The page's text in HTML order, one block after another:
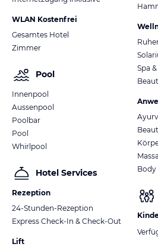
WLAN Kostenfrei
Gesamtes Hotel
Zimmer
Pool
Innenpool
Aussenpool
Poolbar
Pool
Whirlpool
Hotel Services
Rezeption
24-Stunden-Rezeption
Express Check-In & Check-Out
Lift
Spa
Body